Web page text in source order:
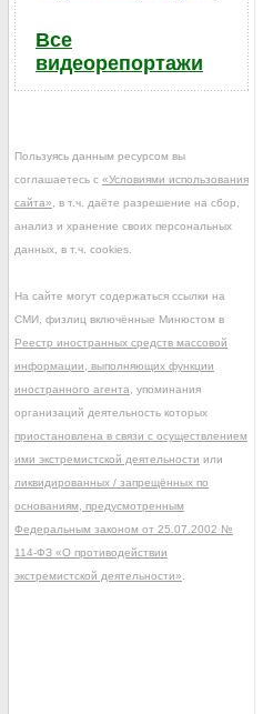
Все
видеорепортажи
Пользуясь данным ресурсом вы
соглашаетесь с «Условиями использования
сайта» , в т.ч. даёте разрешение на сбор,
анализ и хранение своих персональных
данных, в т.ч. cookies.
На сайте могут содержаться ссылки на
СМИ, физлиц включённые Минюстом в
Реестр иностранных средств массовой
информации, выполняющих функции
иностранного агента , упоминания
организаций деятельность которых
приостановлена в связи с осуществлением
ими экстремистской деятельности или
ликвидированных / запрещённых по
основаниям, предусмотренным
Федеральным законом от 25.07.2002 №
114-ФЗ «О противодействии
экстремистской деятельности»